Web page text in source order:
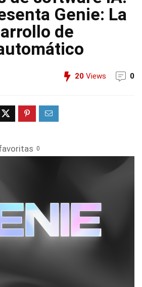
Genie: La
de
20 Views 0
0